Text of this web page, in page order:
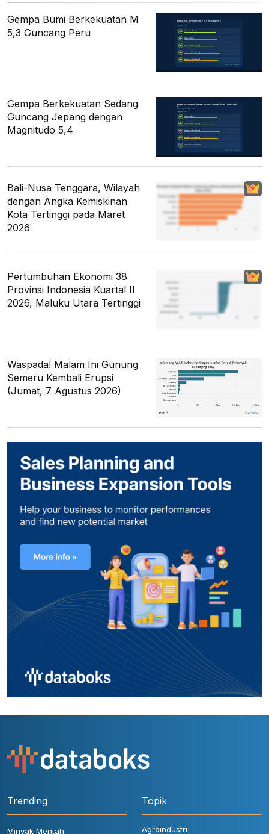
Gempa Bumi Berkekuatan M
5,3 Guncang Peru
Gempa Berkekuatan Sedang
Guncang Jepang dengan
Magnitudo 5,4
Bali-Nusa Tenggara, Wilayah
dengan Angka Kemiskinan
Kota Tertinggi pada Maret
2026
Pertumbuhan Ekonomi 38
Provinsi Indonesia Kuartal II
2026, Maluku Utara Tertinggi
Waspada! Malam Ini Gunung
Semeru Kembali Erupsi
(Jumat, 7 Agustus 2026)
Trending
Minyak Mentah
Topik
Agroindustri